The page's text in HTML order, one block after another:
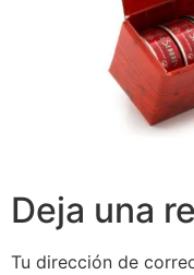
Deja una
Tu dirección de